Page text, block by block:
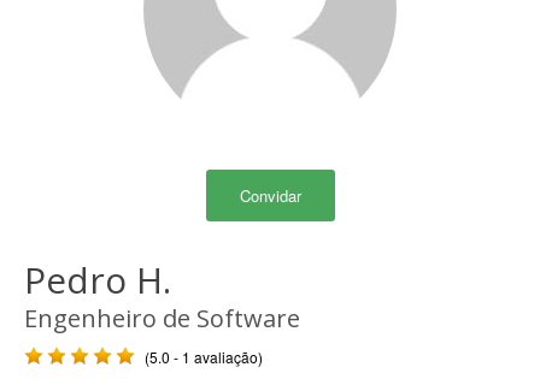
Convidar
Pedro H.
Engenheiro de Software
(5.0 - 1 avaliação)